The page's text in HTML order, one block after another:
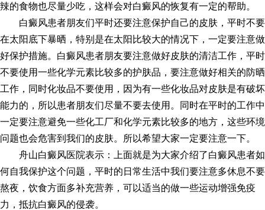
辣的食物也尽量少吃，这样会对白癜风的恢复有一定的帮助。
白癜风患者朋友们平时还要注意保护自己的皮肤，平时不要
在太阳底下暴晒，特别是在太阳比较大的情况下，一定要注意做
好保护措施。白癜风患者朋友要注意做好皮肤的清洁工作，平时
不要使用一些化学元素比较多的护肤品，要注意做好相关的防晒
工作，同时化妆品不要使用，因为有一些化妆品对皮肤是有破坏
能力的，所以患者朋友们尽量不要去使用。同时在平时的工作中
一定要注意避免一些化工厂和化学元素比较多的地方，这些环境
问题也会危害到我们的皮肤。所以希望大家一定要注意一下。
舟山白癜风医院表示：上面就是为大家介绍了白癜风患者如
何自我保护这个问题，平时的日常生活中我们要注意多休息不要
熬夜，饮食方面多补充营养，可以适当的做一些运动增强免疫
力，抵抗白癜风的侵袭。